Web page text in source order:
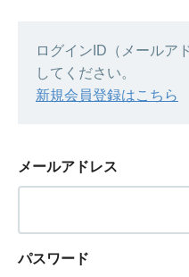
ログインID（メールア
してください。
新規会員登録はこちら
メールアドレス
パスワード